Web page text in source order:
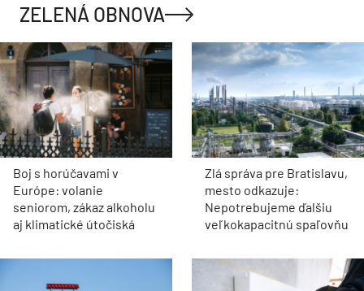
ZELENÁ OBNOVA
Boj s horúčavami v
Európe: volanie
seniorom, zákaz alkoholu
aj klimatické útočiská
Zlá správa pre Bratislavu,
mesto odkazuje:
Nepotrebujeme ďalšiu
veľkokapacitnú spaľovňu